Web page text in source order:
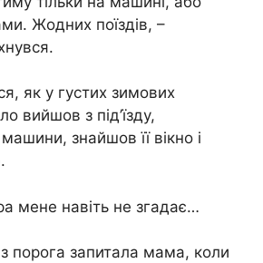
Жодних поїздів, –
як у густих зимових
вийшов з під’їзду,
знайшов її вікно і
мене навіть не згадає…
порога запитала мама, коли